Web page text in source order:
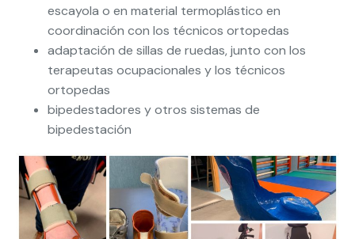
escayola o en material termoplástico en
coordinación con los técnicos ortopedas
adaptación de sillas de ruedas, junto con los
terapeutas ocupacionales y los técnicos
ortopedas
bipedestadores y otros sistemas de
bipedestación